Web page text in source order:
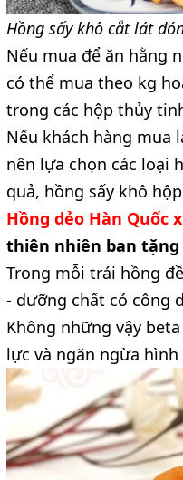
Hồng sấy khô cắt lát
Nếu mua để ăn hằng
có thể mua theo kg
trong các hộp thủy
Nếu khách hàng mua
nên lựa chọn các loại
quả, hồng sấy khô
Hồng dẻo Hàn Quốc
thiên nhiên ban
Trong mỗi trái hồng
- dưỡng chất có công
Không những vậy
lực và ngăn ngừa